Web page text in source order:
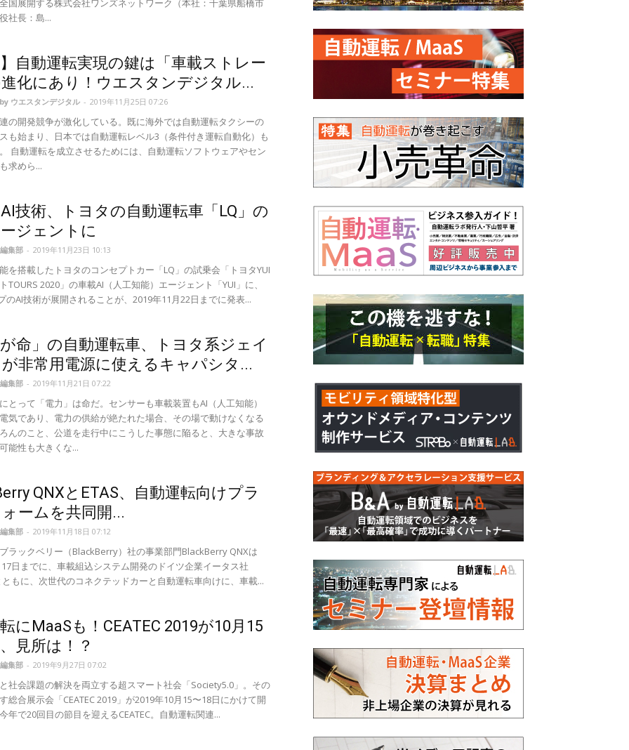
国展開する株式会社ワンズネットワーク（本社：千葉県船橋市
社長：島...
】自動運転実現の鍵は「車載ストレー
化にあり！ウエスタンデジタル...
ウエスタンデジタル - 2019年11月25日 07:26
の開発競争が激化している。既に海外では自動運転タクシーの
も始まり、日本では自動運転レベル3（条件付き運転自動化）も
自動運転を成立させるためには、自動運転ソフトウェアやセン
求めら...
技術、トヨタの自動運転車「LQ」の
ジェントに
集部 - 2019年11月23日 10:13
を搭載したトヨタのコンセプトカー「LQ」の試乗会「トヨタYUI
TOURS 2020」の車載AI（人工知能）エージェント「YUI」に、
のAI技術が展開されることが、2019年11月22日までに発表...
が命」の自動運転車、トヨタ系ジェイ
非常用電源に使えるキャパシタ...
集部 - 2019年11月21日 07:22
とって「電力」は命だ。センサーも車載装置もAI（人工知能）
気であり、電力の供給が絶たれた場合、その場で動けなくなる
んのこと、公道を走行中にこうした事態に陥ると、大きな事故
能性も大きくな...
QNXとETAS、自動運転向けプラ
ームを共同開...
集部 - 2019年11月18日 07:12
ラックベリー（BlackBerry）社の事業部門BlackBerry QNXは
日までに、車載組込システム開発のドイツ企業イータス社
ともに、次世代のコネクテッドカーと自動運転車向けに、車載...
にMaaSも！CEATEC 2019が10月15
見所は！？
集部 - 2019年9月27日 07:02
社会課題の解決を両立する超スマート社会「Society5.0」。その
総合展示会「CEATEC 2019」が2019年10月15〜18日にかけて開
年で20回目の節目を迎えるCEATEC。自動運転関連...